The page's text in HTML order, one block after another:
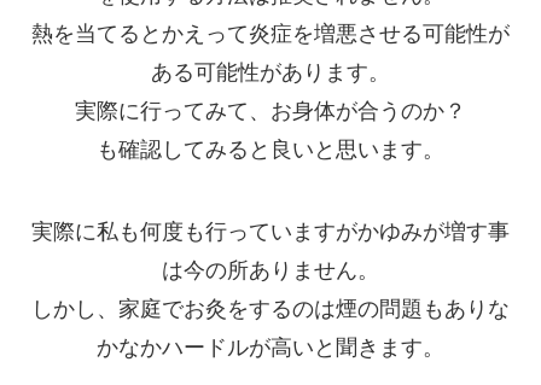
熱を当てるとかえって炎症を増悪させる可能性が
ある可能性があります。
実際に行ってみて、お身体が合うのか？
も確認してみると良いと思います。
実際に私も何度も行っていますがかゆみが増す事
は今の所ありません。
しかし、家庭でお灸をするのは煙の問題もありな
かなかハードルが高いと聞きます。